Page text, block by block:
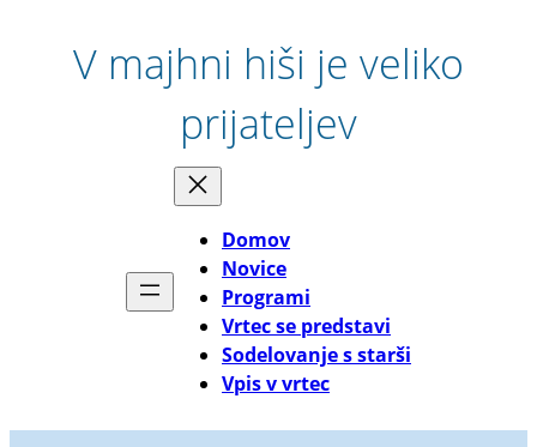
V majhni hiši je veliko
prijateljev
Domov
Novice
Programi
Vrtec se predstavi
Sodelovanje s starši
Vpis v vrtec